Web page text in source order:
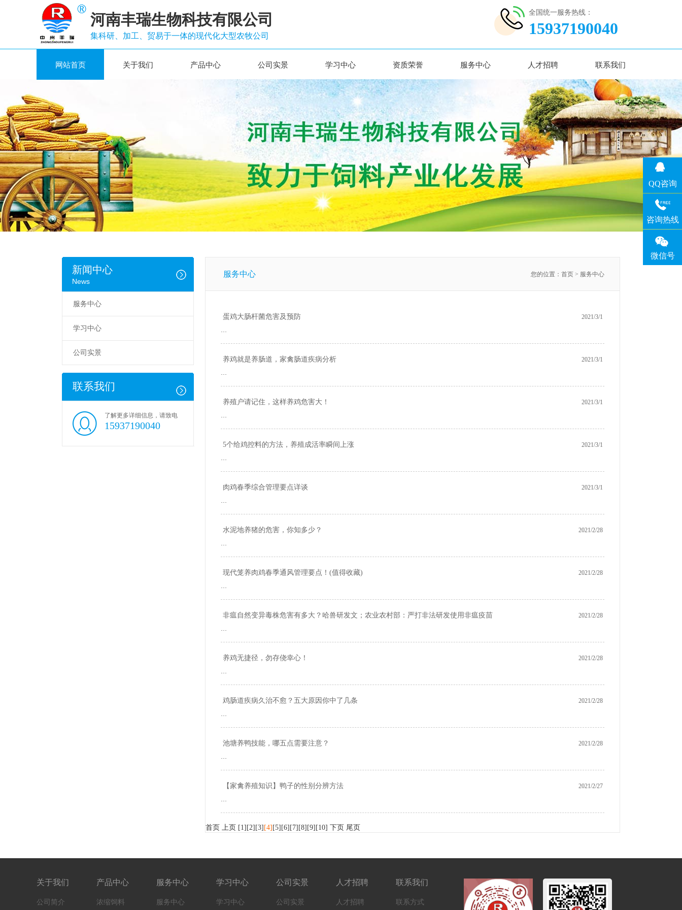
河南丰瑞生物科技有限公司
集科研、加工、贸易于一体的现代化大型农牧公司
全国统一服务热线：
15937190040
网站首页 关于我们 产品中心 公司实景 学习中心 资质荣誉 服务中心 人才招聘 联系我们
新闻中心
News
服务中心
学习中心
公司实景
联系我们
了解更多详细信息，请致电
15937190040
服务中心 您的位置： 首页 > 服务中心
蛋鸡大肠杆菌危害及预防
2021/3/1
…
养鸡就是养肠道，家禽肠道疾病分析
2021/3/1
…
养殖户请记住，这样养鸡危害大！
2021/3/1
…
5个给鸡控料的方法，养殖成活率瞬间上涨
2021/3/1
…
肉鸡春季综合管理要点详谈
2021/3/1
…
水泥地养猪的危害，你知多少？
2021/2/28
…
现代笼养肉鸡春季通风管理要点！(值得收藏)
2021/2/28
…
非瘟自然变异毒株危害有多大？哈兽研发文；农业农村部：严打非法研发使用非瘟疫苗
2021/2/28
…
养鸡无捷径，勿存侥幸心！
2021/2/28
…
鸡肠道疾病久治不愈？五大原因你中了几条
2021/2/28
…
池塘养鸭技能，哪五点需要注意？
2021/2/28
…
【家禽养殖知识】鸭子的性别分辨方法
2021/2/27
…
首页 上页 [1] [2] [3] [4] [5] [6] [7] [8] [9] [10] 下页 尾页
关于我们
公司简介
产品中心
浓缩饲料
服务中心
服务中心
学习中心
学习中心
公司实景
公司实景
人才招聘
人才招聘
联系我们
联系方式
QQ咨询
咨询热线
微信号